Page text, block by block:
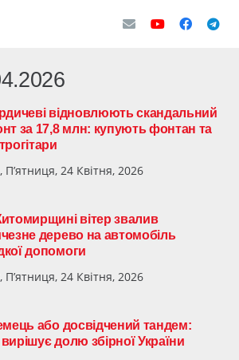
відновлюють скандальний
за 17,8 млн: купують фонтан та
П’ятниця, 24 Квітня, 2026
вітер звалив
дерево на автомобіль
допомоги
П’ятниця, 24 Квітня, 2026
або досвідчений тандем:
долю збірної України